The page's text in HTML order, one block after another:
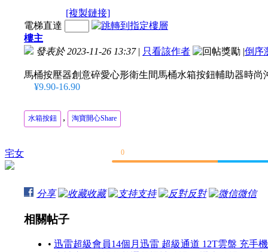
[複製鏈接]
宅女
電梯直達
樓主
發表於 2023-11-26 13:37 | 只看該作者 |倒序
馬桶按壓器創意碎愛心形衛生間馬桶水箱按鈕輔助器時尚
¥9.90-16.90
水箱按鈕 , 淘寶開心Share
0
分享 收藏 支持 反對 微信
相關帖子
• 迅雷超級會員14個月迅雷 超級通道 12T雲盤 充手